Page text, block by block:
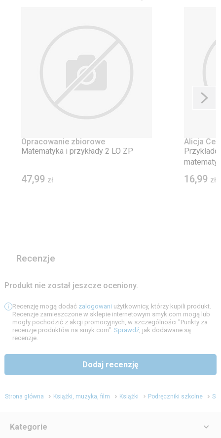
Opracowanie zbiorowe
Matematyka i przykłady 2 LO ZP
47,99 zł
Alicja
Halina
Matura
16,99 zł
Recenzje
Produkt nie został jeszcze oceniony.
Recenzję mogą dodać zalogowani użytkownicy, którzy kupili produkt.
Recenzje zamieszczone w sklepie internetowym smyk.com mogą lub
mogły pochodzić z akcji promocyjnych, w szczególności "Punkty za
recenzje produktów na smyk.com". Sprawdź, jak dodawane są
recenzje.
Dodaj recenzję
Strona główna Książki, muzyka, film Książki Podręczniki szkolne
Kategorie